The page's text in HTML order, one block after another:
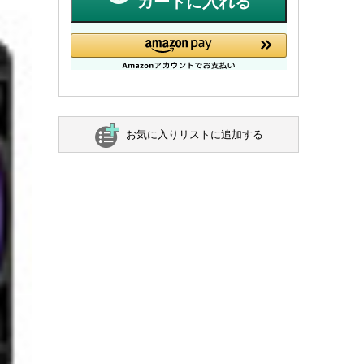
お気に入りリストに追加する